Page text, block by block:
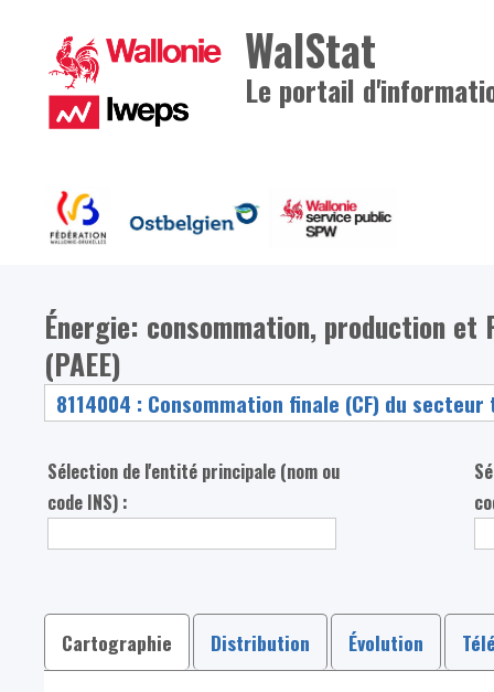
WalStat
Le portail
Énergie: consommation, production
(PAEE)
Sélection de l'entité principale (nom ou
code INS) :
Cartographie Distribution Évolution